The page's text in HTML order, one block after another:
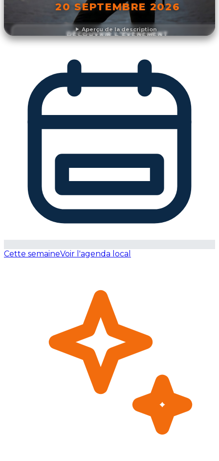
Aperçu de la description
20 SEPTEMBRE 2026
DÉCOUVRIR L'ÉVÉNEMENT
Cette semaineVoir l'agenda local